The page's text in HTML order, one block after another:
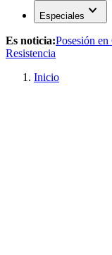
Especiales expand_more
Es noticia:Posesión
Resistencia
Inicio